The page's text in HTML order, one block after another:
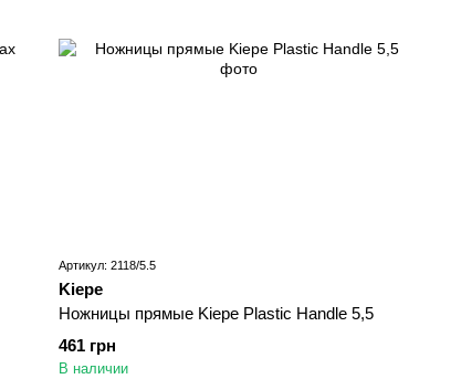
Артикул: 2118/5.5
Kiepe
Ножницы прямые Kiepe Plastic Handle 5,5
461 грн
В наличии